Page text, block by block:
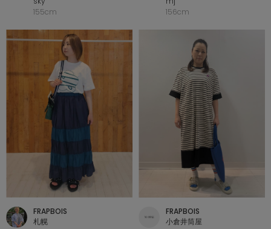
155cm
156cm
FRAPBOIS
札幌
FRAPBOIS
小倉井筒屋